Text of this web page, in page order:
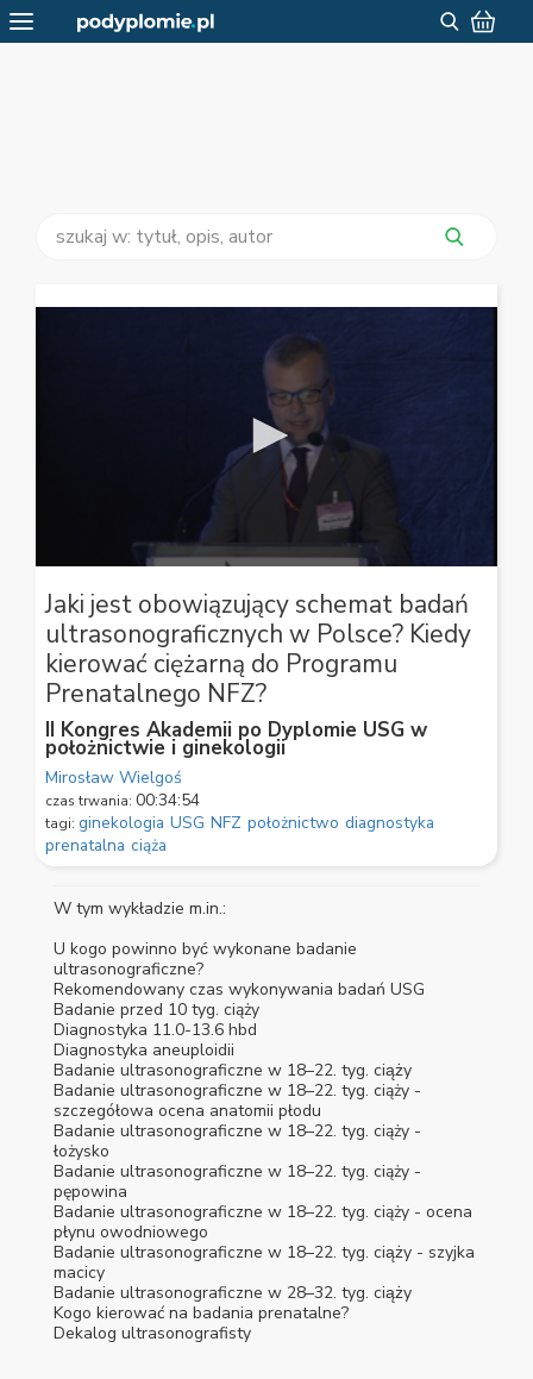
seconds
of
minute,
Jaki jest obowiązujący schemat badań
ultrasonograficznych w Polsce? Kiedy
kierować ciężarną do Programu
Prenatalnego NFZ?
II Kongres Akademii po Dyplomie USG w
położnictwie i ginekologii
Mirosław Wielgoś
czas trwania: 00:34:54
tagi: ginekologia USG NFZ położnictwo diagnostyka
prenatalna ciąża
W tym wykładzie m.in.:
U kogo powinno być wykonane badanie
ultrasonograficzne?
Rekomendowany czas wykonywania badań USG
Badanie przed 10 tyg. ciąży
Diagnostyka 11.0-13.6 hbd
Diagnostyka aneuploidii
Badanie ultrasonograficzne w 18–22. tyg. ciąży
Badanie ultrasonograficzne w 18–22. tyg. ciąży -
szczegółowa ocena anatomii płodu
Badanie ultrasonograficzne w 18–22. tyg. ciąży -
łożysko
Badanie ultrasonograficzne w 18–22. tyg. ciąży -
pępowina
Badanie ultrasonograficzne w 18–22. tyg. ciąży - ocena
płynu owodniowego
Badanie ultrasonograficzne w 18–22. tyg. ciąży - szyjka
macicy
Badanie ultrasonograficzne w 28–32. tyg. ciąży
Kogo kierować na badania prenatalne?
Dekalog ultrasonografisty